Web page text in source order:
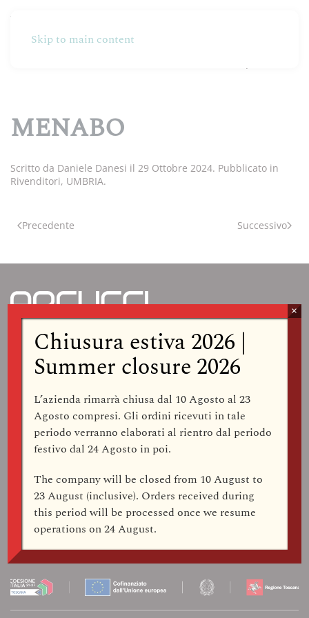
Skip to main content
MENABO
Scritto da Daniele Danesi il 29 Ottobre 2024. Pubblicato in
Rivenditori, UMBRIA.
Precedente Successivo
ISCRIVITI ALLA NEWSLETTER
Dichiaro di aver preso visione dellaPrivacy Policy e acconsento al
trattamento dei miei dati personali per l’invio della newsletter
SEGUICI
Chiusura estiva 2026 |
Summer closure 2026
L’azienda rimarràchiusa dal 10 Agosto al 23
Agosto compresi. Gli ordini ricevuti in tale
periodo verranno elaborati al rientro dal periodo
festivo dal24 Agosto in poi.
The companywill be closed from 10 August to
23 August (inclusive). Orders received during
this period will be processed once we resume
operations on24 August.
×